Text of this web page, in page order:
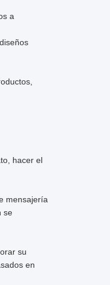
a
hacer el
mensajería
se
su
en